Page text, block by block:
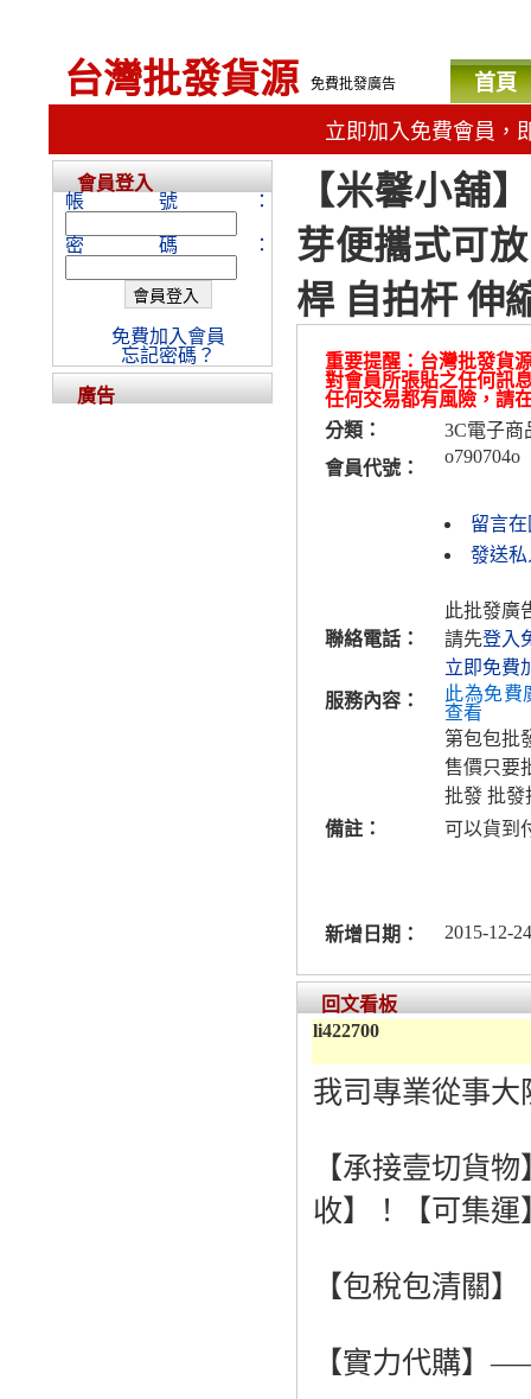
台灣批發貨源 免費批發廣告 首頁
立即加入免費會員，
【米馨小舖
芽便攜式可
桿 自拍杆 伸
重要提醒：台灣批發貨
對會員所張貼之任何訊
任何交易都有風險，請
分類：
3C電子商
會員代號：
o790704o
留言
發送私
聯絡電話：
此批發廣
請先登入
立即免費
服務內容：
此為免費
查看
第包包批
售價只要
批發 批發
備註：
可以貨到
新增日期： 2015-12-
回文看板
li422700
我司專業從事
【承接壹切貨
收】！【可集運
【包稅包清關
【實力代購】
會員登入
帳號：
密碼：
免費加入會員
忘記密碼？
廣告